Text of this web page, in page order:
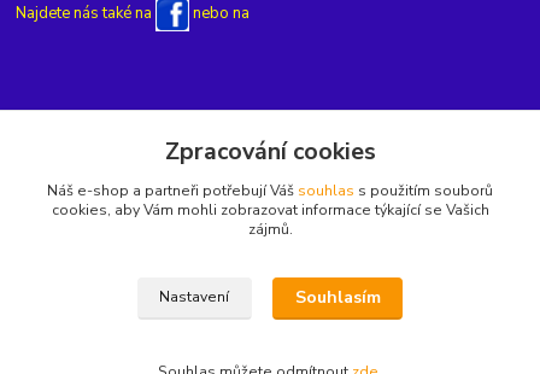
Najdete nás také na nebo na
+420775654704
Zpracování cookies
Náš e-shop a partneři potřebují Váš souhlas s použitím souborů
cookies, aby Vám mohli zobrazovat informace týkající se Vašich
zájmů.
Nastavení Souhlasím